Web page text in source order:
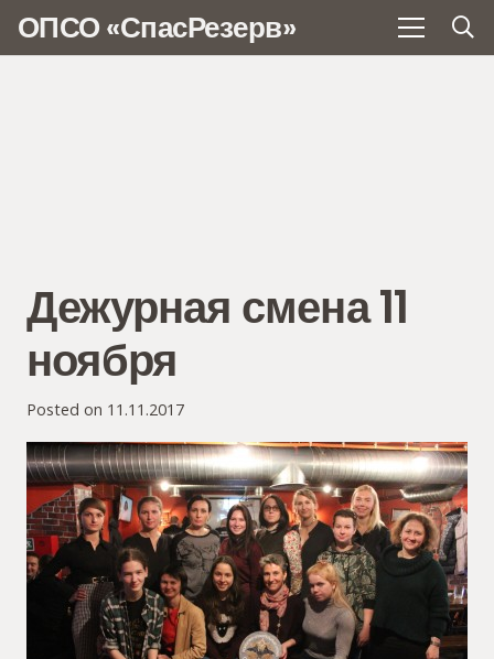
ОПСО «СпасРезерв»
Дежурная смена 11
ноября
Posted on 11.11.2017